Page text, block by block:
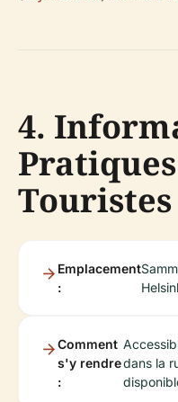
4.
Touristes
Emplacement
:
Comment
s'y rendre
:
dans la